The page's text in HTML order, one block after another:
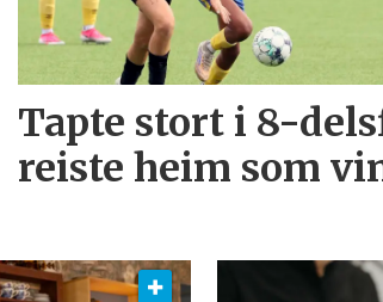
Tapte stort i 8-
reiste heim som